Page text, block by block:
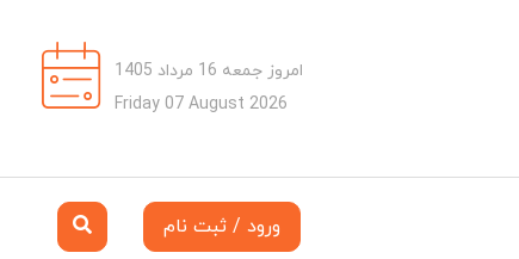
امروز جمعه 16 مرداد 1405
Friday 07 August 2026
ورود / ثبت نام